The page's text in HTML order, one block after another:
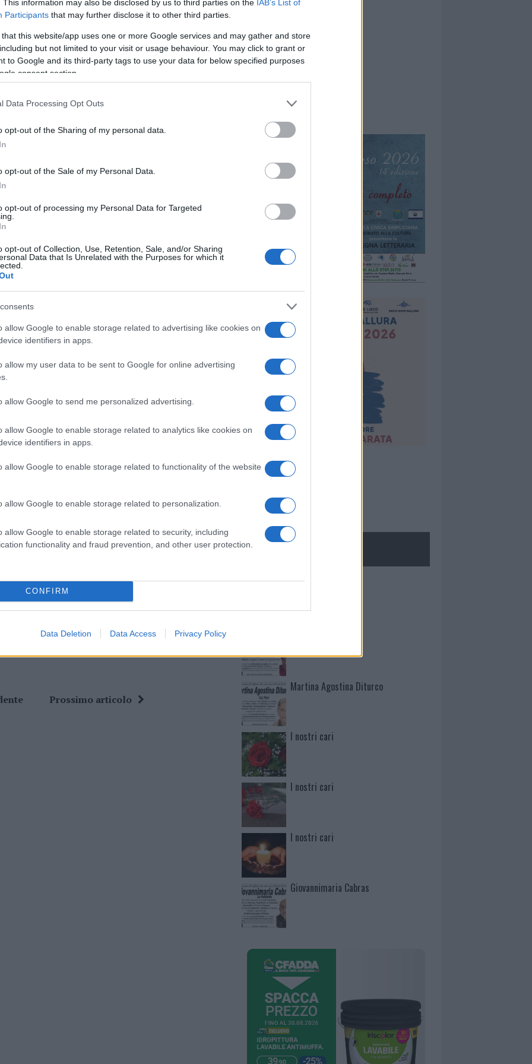
This information may also be disclosed by us to third parties on the IAB’s List of
Participants that may further disclose it to other third parties.
that this website/app uses one or more Google services and may gather and store
but not limited to your visit or usage behaviour. You may click to grant or
to Google and its third-party tags to use your data for below specified purposes
consent section.
Data Processing Opt Outs
opt-out of the Sharing of my personal data.
opt-out of the Sale of my Personal Data.
opt-out of processing my Personal Data for Targeted
opt-out of Collection, Use, Retention, Sale, and/or Sharing
Data that Is Unrelated with the Purposes for which it
allow Google to enable storage related to advertising like cookies on
identifiers in apps.
allow my user data to be sent to Google for online advertising
allow Google to send me personalized advertising.
allow Google to enable storage related to analytics like cookies on
identifiers in apps.
allow Google to enable storage related to functionality of the website
allow Google to enable storage related to personalization.
allow Google to enable storage related to security, including
functionality and fraud prevention, and other user protection.
CONFIRM
Data Deletion Data Access Privacy Policy
a fare i tamponi dove sono stati rilevati
nel controllo e l’esibizione del
specifici uffici dobbiamo esibire il green pass
tampone sappiano che mettono in crisi
della nostra comunità
cliccando qui
nella sezioneLogindal menù del sito o
i tuoi video e le tue foto
+39 345 356 7512
di GalluraOggi.it
news daGoogle News
Prossimo articolo
Mario Malu
Martina Agostina Diturco
I nostri cari
I nostri cari
I nostri cari
Giovannimaria Cabras